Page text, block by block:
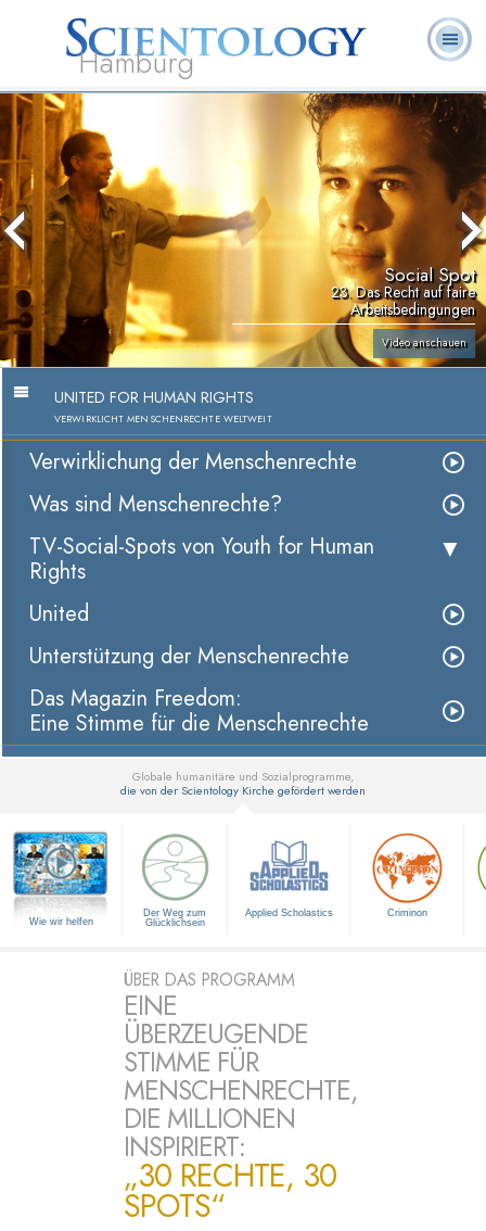
Hamburg
Über uns
L. Ron
Hubbard
Ehrenamtliche
Geistliche
Häufig
gestellte
Bücher
Social Spot
23. Das Recht auf faire
Arbeitsbedingungen
Video anschauen
UNITED FOR HUMAN RIGHTS
VERWIRKLICHT MENSCHENRECHTE WELTWEIT
Verwirklichung der Menschenrechte
Was sind Menschenrechte?
TV-Social-Spots von Youth for Human
Rights
United
Unterstützung der Menschenrechte
Das Magazin Freedom:
Eine Stimme für die Menschenrechte
Globale humanitäre und Sozialprogramme,
die von der Scientology Kirche gefördert werden
Wie wir helfen
Der Weg zum
Glücklichsein
Applied Scholastics Criminon
ÜBER DAS PROGRAMM
EINE
ÜBERZEUGENDE
STIMME FÜR
MENSCHENRECHTE,
DIE MILLIONEN
INSPIRIERT:
„30 RECHTE, 30
SPOTS“